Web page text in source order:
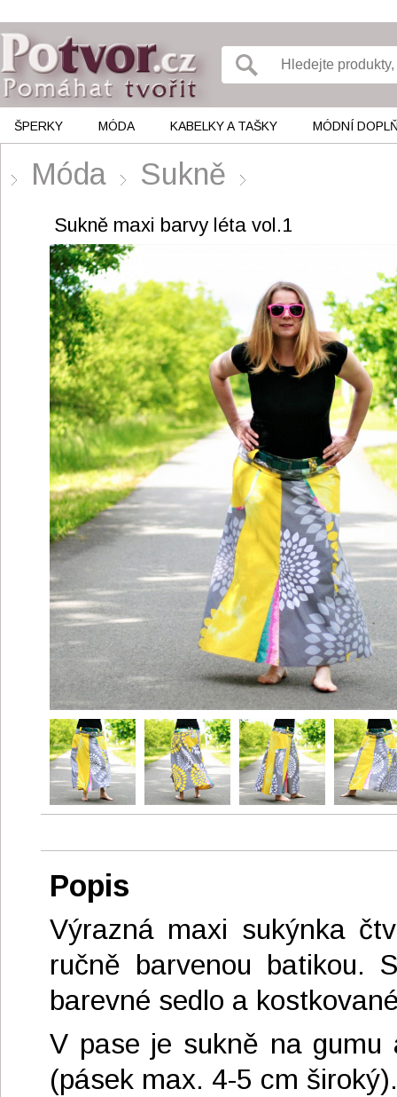
ŠPERKY MÓDA KABELKY A TAŠKY MÓDNÍ
Móda Sukně
Sukně maxi barvy léta vol.1
Popis
Výrazná maxi sukýnka
ručně barvenou batikou.
barevné sedlo a
V pase je sukně na
(pásek max. 4-5 cm široký).